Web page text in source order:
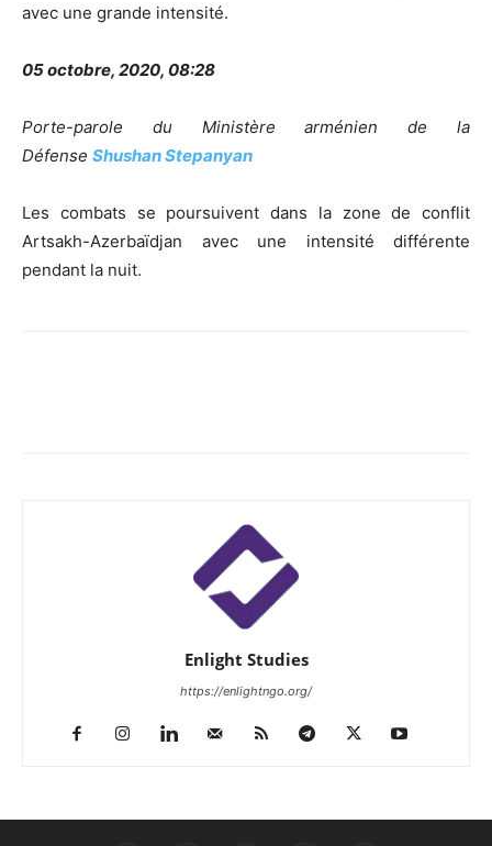
avec une grande intensité.
05 octobre, 2020, 08:28
Porte-parole du Ministère arménien de la
Défense Shushan Stepanyan
Les combats se poursuivent dans la zone de conflit
Artsakh-Azerbaïdjan avec une intensité différente
pendant la nuit.
Enlight Studies
https://enlightngo.org/